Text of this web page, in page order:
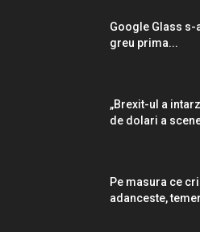
Google Glass s-
greu prima...
„Brexit-ul a
de dolari a
Pe masura ce
adanceste,